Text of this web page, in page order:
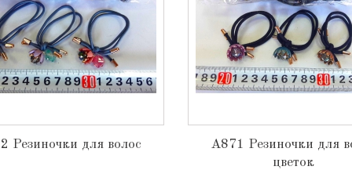
Резиночки для волос
А871 Резиночки для
цветок